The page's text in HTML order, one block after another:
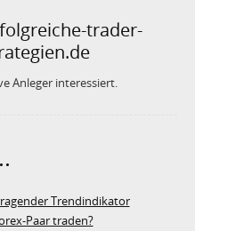
trader-
Anleger interessiert.
Trendindikator
Paar traden?